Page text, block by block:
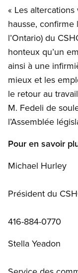
« Les
hausse,
l’Ontario) du
honteux qu’un
ainsi à une
mieux et les
le retour au
M. Fedeli de
l’Assemblée
Pour en savoir
Michael
Président du
416-884-0770
Stella